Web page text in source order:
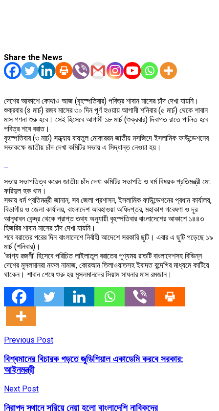
Share the News
দেশের আকাশে কোথাও আজ (বৃহস্পতিবার) পবিত্র শাবান মাসের চাঁদ দেখা যায়নি।
শুক্রবার (৪ মার্চ) রজব মাসের ৩০ দিন পূর্ণ হওয়ায় আগামী শনিবার (৫ মার্চ) থেকে শাবান
মাস গণনা শুরু হবে। সেই হিসেবে আগামী ১৮ মার্চ (শুক্রবার) দিবাগত রাতে পালিত হবে
পবিত্র শবে বরাত।
বৃহস্পতিবার (৩ মার্চ) সন্ধ্যায় বায়তুল মোকাররম জাতীয় মসজিদে ইসলামিক ফাউন্ডেশনের
সভাকক্ষে জাতীয় চাঁদ দেখা কমিটির সভায় এ সিদ্ধান্ত নেওয়া হয়।
সভায় সভাপতিত্ব করেন জাতীয় চাঁদ দেখা কমিটির সভাপতি ও ধর্ম বিষয়ক প্রতিমন্ত্রী মো.
ফরিদুল হক খান।
সভায় ধর্ম প্রতিমন্ত্রী জানান, সব জেলা প্রশাসন, ইসলামিক ফাউন্ডেশনের প্রধান কার্যালয়,
বিভাগীয় ও জেলা কার্যালয়, বাংলাদেশ আবহাওয়া অধিদপ্তর, মহাকাশ গবেষণা ও দূর
আনুধাবন কেন্দ্র থেকে প্রাপ্ত তথ্য অনুযায়ী বৃহস্পতিবার বাংলাদেশের আকাশে ১৪৪৩
হিজরির শাবান মাসের চাঁদ দেখা যায়নি।
শবে বরাতের পরের দিন বাংলাদেশে নির্বাহী আদেশে সরকারি ছুটি। এবার এ ছুটি পড়েছে ১৯
মার্চ (শনিবার)।
‘ভাগ্য রজনী’ হিসেবে পরিচিত লাইলাতুল বরাতের পুণ্যময় রাতটি বাংলাদেশসহ বিভিন্ন
দেশের মুসলমানরা নফল নামাজ, কোরআন তিলাওয়াতসহ ইবাদত বন্দেগির মাধ্যমে কাটিয়ে
থাকেন। শাবান শেষে শুরু হয় মুসলমানদের সিয়াম সাধনার মাস রমজান।
Previous Post
বিশ্বমানের বিচারক গড়তে জুডিশিয়াল একাডেমি করবে সরকার:
আইনমন্ত্রী
Next Post
নিরাপদ স্থানে সরিয়ে নেয়া হলো বাংলাদেশি নাবিকদের